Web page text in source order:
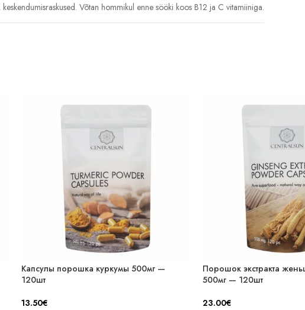
Võtan hommikul enne sööki koos B12 ja C vitamiiniga.
Капсулы порошка куркумы 500мг —
120шт
13.50€
Порошок экстракта
500мг — 120шт
23.00€